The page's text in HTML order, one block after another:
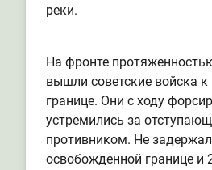
реки.
На фронте
вышли советские войска к
границе. Они с ходу
устремились за
противником. Не
освобожденной границе и